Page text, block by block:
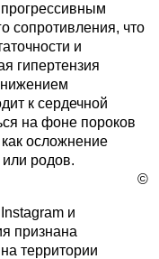
сопротивления, что
и
гипертензия
к сердечной
на фоне пороков
осложнение
родов.
©
и
признана
территории